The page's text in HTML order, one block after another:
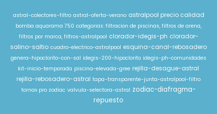
astral-colectores-filtro astral-oferta-verano astralpool precio calidad
bomba aquarama 750 categorias: filtracion de piscinas, filtros de arena,
filtros por marca, filtros-astralpool clorador-idegis-ph clorador-
salino-saltio cuadro-electrico-astralpool esquina-canal-rebosadero
genera-hipoclorito-con-sal idegis-200-hipoclorito idegis-ph-comunidades
kit-inicio-temporada piscina-elevada-gree rejilla-desague-astral
rejilla-rebosadero-astral tapa-transparente-junta-astralpool-filtro
tornax pro zodiac valvula-selectora-astral zodiac-diafragma-
repuesto